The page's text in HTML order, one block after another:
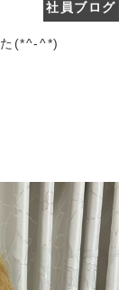
社員ブログ
(*^-^*)